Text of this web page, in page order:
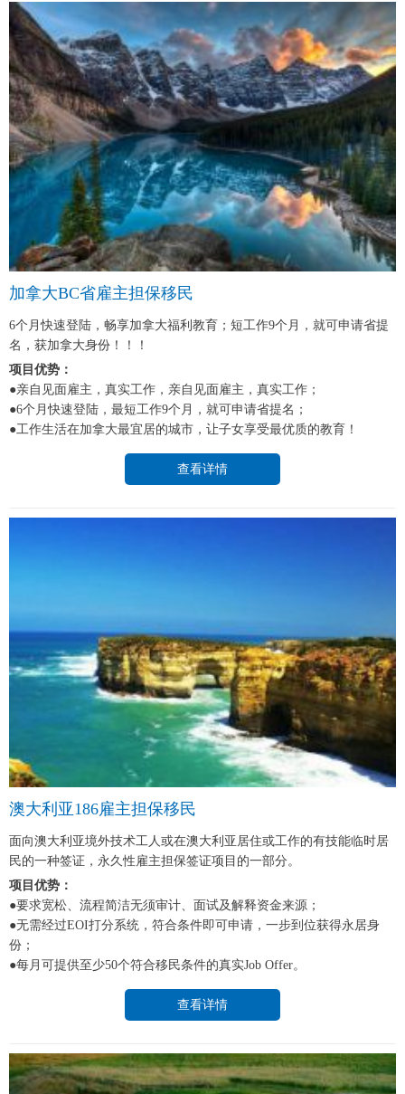
加拿大BC省雇主担保移民
6个月快速登陆，畅享加拿大福利教育；短工作9个月，就可申请省提
名，获加拿大身份！！！
项目优势：
●亲自见面雇主，真实工作，亲自见面雇主，真实工作；
●6个月快速登陆，最短工作9个月，就可申请省提名；
●工作生活在加拿大最宜居的城市，让子女享受最优质的教育！
查看详情
澳大利亚186雇主担保移民
面向澳大利亚境外技术工人或在澳大利亚居住或工作的有技能临时居
民的一种签证，永久性雇主担保签证项目的一部分。
项目优势：
●要求宽松、流程简洁无须审计、面试及解释资金来源；
●无需经过EOI打分系统，符合条件即可申请，一步到位获得永居身
份；
●每月可提供至少50个符合移民条件的真实Job Offer。
查看详情